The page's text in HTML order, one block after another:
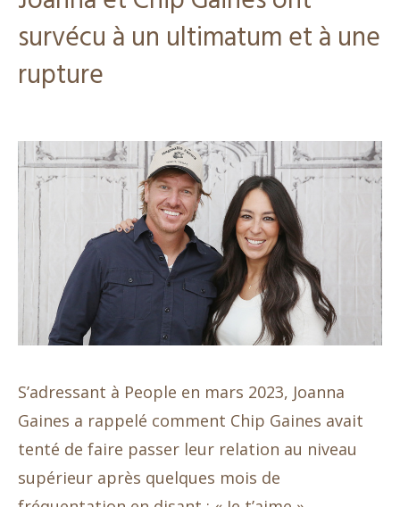
survécu à un ultimatum et à une
rupture
S’adressant à People en mars 2023, Joanna
Gaines a rappelé comment Chip Gaines avait
tenté de faire passer leur relation au niveau
supérieur après quelques mois de